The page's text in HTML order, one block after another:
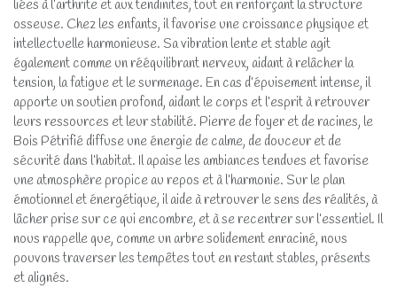
liées à l’arthrite et aux tendinites, tout en renforçant la structure
osseuse. Chez les enfants, il favorise une croissance physique et
intellectuelle harmonieuse. Sa vibration lente et stable agit
également comme un rééquilibrant nerveux, aidant à relâcher la
tension, la fatigue et le surmenage. En cas d’épuisement intense, il
apporte un soutien profond, aidant le corps et l’esprit à retrouver
leurs ressources et leur stabilité. Pierre de foyer et de racines, le
Bois Pétrifié diffuse une énergie de calme, de douceur et de
sécurité dans l’habitat. Il apaise les ambiances tendues et favorise
une atmosphère propice au repos et à l’harmonie. Sur le plan
émotionnel et énergétique, il aide à retrouver le sens des réalités, à
lâcher prise sur ce qui encombre, et à se recentrer sur l’essentiel. Il
nous rappelle que, comme un arbre solidement enraciné, nous
pouvons traverser les tempêtes tout en restant stables, présents
et alignés.